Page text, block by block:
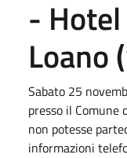
-
Loano
Sabato 25
presso il Comune
non potesse
informazioni